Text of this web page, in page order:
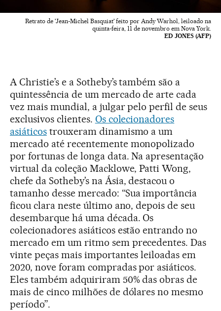
Retrato de 'Jean-Michel Basquiat' feito por Andy Warhol, leiloado na
quinta-feira, 11 de novembro em Nova York.
ED JONES (AFP)
A Christie’s e a Sotheby’s também são a
quintessência de um mercado de arte cada
vez mais mundial, a julgar pelo perfil de seus
exclusivos clientes. Os colecionadores
asiáticostrouxeram dinamismo a um
mercado até recentemente monopolizado
por fortunas de longa data. Na apresentação
virtual da coleção Macklowe, Patti Wong,
chefe da Sotheby’s na Ásia, destacou o
tamanho desse mercado: “Sua importância
ficou clara neste último ano, depois de seu
desembarque há uma década. Os
colecionadores asiáticos estão entrando no
mercado em um ritmo sem precedentes. Das
vinte peças mais importantes leiloadas em
2020, nove foram compradas por asiáticos.
Eles também adquiriram 50% das obras de
mais de cinco milhões de dólares no mesmo
período”.